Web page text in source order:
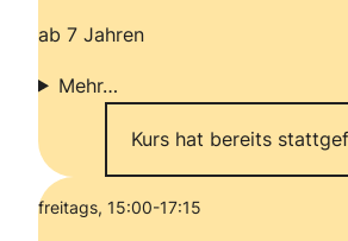
ab 7 Jahren
Mehr…
Kurs hat bereits
freitags, 15:00-17:15